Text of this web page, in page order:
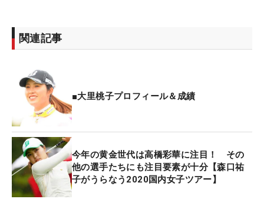
ていく。
金世代で、18年の「CAT Ladies」でツアー初優勝。
以後、パッティングの不調に苦しんだが、19年も
「日本女子オープン」で2位に入るなど賞金ランキ
ング38位に入りシードを死守した。今季さらなる活
躍が期待される選手の一人である。
今回の契約に関して「この度、オープンストリーム
様とスポンサー契約をさせて頂くことになり、とて
関連記事
■大里桃子プロフィール＆成績
今年の黄金世代は高橋彩華に注目！ その
他の選手たちにも注目要素が十分【森口祐
子がうらなう2020国内女子ツアー】